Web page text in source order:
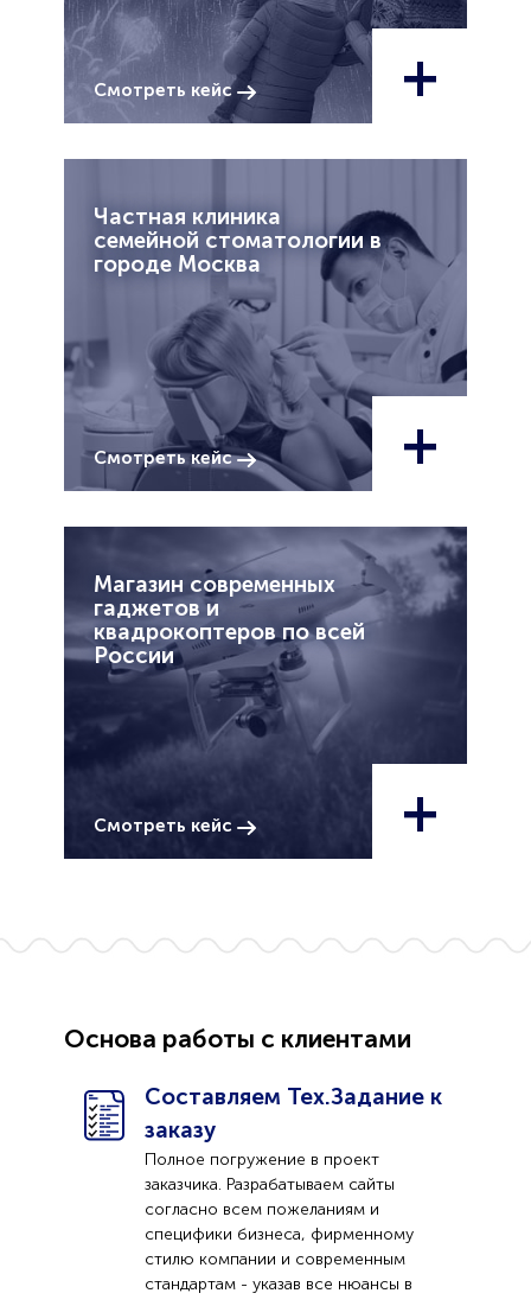
Смотреть кейс +
Частная клиника
семейной стоматологии в
городе Москва
Смотреть кейс +
Магазин современных
гаджетов и
квадрокоптеров по всей
России
Смотреть кейс +
Основа работы с клиентами
Составляем Тех.Задание к
заказу
Полное погружение в проект
заказчика. Разрабатываем сайты
согласно всем пожеланиям и
специфики бизнеса, фирменному
стилю компании и современным
стандартам - указав все нюансы в